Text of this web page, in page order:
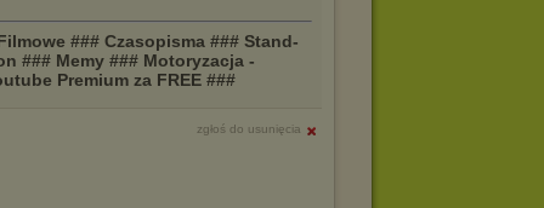
### Czasopisma ### Stand-
### Memy ### Motoryzacja -
Premium za FREE ###
zgłoś do usunięcia